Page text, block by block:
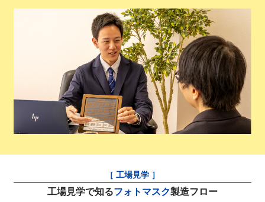
［ 工場見学 ］
工場見学で知るフォトマスク製造フロー